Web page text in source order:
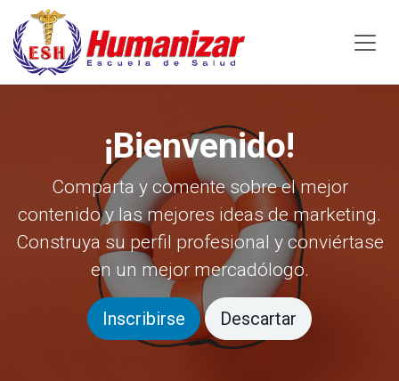
Ir al contenido
¡Bienvenido!
Comparta y comente sobre el mejor
contenido y las mejores ideas de marketing.
Construya su perfil profesional y conviértase
en un mejor mercadólogo.
Inscribirse Descartar